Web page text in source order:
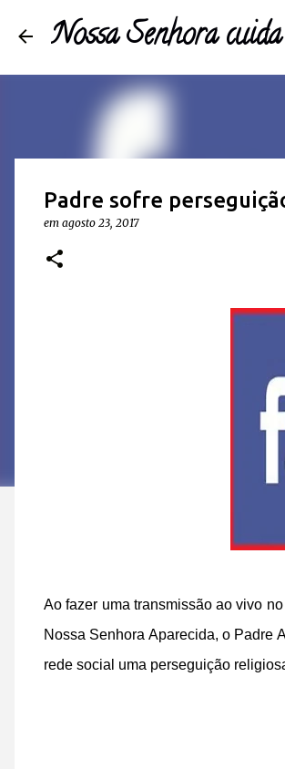
Nossa Senhora
Padre sofre
em agosto 23, 2017
Ao fazer uma transmissão ao vivo
Nossa Senhora Aparecida, o Padre
rede social uma perseguição